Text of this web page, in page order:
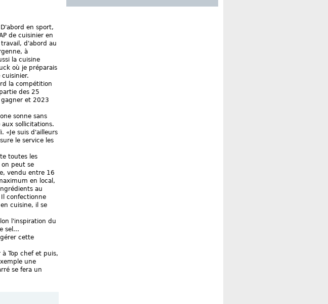
en sport,
de cuisinier en
d'abord au
à
la cuisine
où je préparais
la compétition
des 25
gagner et 2023
sonne sans
sollicitations.
«Je suis d'ailleurs
le service les
toutes les
peut se
vendu entre 16
en local,
au
confectionne
cuisine, il se
l'inspiration du
sel...
cette
Top chef et puis,
une
se fera un